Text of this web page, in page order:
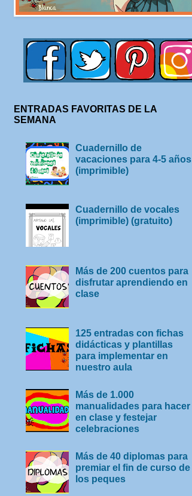
ENTRADAS FAVORITAS DE LA
SEMANA
Cuadernillo de
vacaciones para 4-5 años
(imprimible)
Cuadernillo de vocales
(imprimible) (gratuito)
Más de 200 cuentos para
disfrutar aprendiendo en
clase
125 entradas con fichas
didácticas y plantillas
para implementar en
nuestro aula
Más de 1.000
manualidades para hacer
en clase y festejar
celebraciones
Más de 40 diplomas para
premiar el fin de curso de
los peques